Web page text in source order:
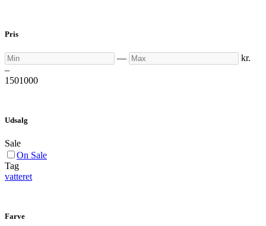
Pris
Min — Max
kr.
–
1501000
Udsalg
Sale
On Sale
Tag
vatteret
Farve